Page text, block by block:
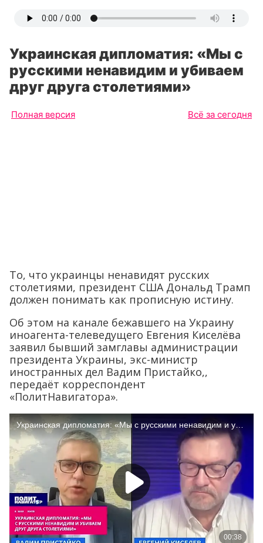
Украинская дипломатия: «Мы с
русскими ненавидим и убиваем
друг друга столетиями»
Полная версия Всё за сегодня
То, что украинцы ненавидят русских
столетиями, президент США Дональд Трамп
должен понимать как прописную истину.
Об этом на канале бежавшего на Украину
иноагента-телеведущего Евгения Киселёва
заявил бывший замглавы администрации
президента Украины, экс-министр
иностранных дел Вадим Пристайко,,
передаёт корреспондент
«ПолитНавигатора».